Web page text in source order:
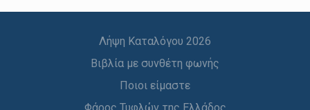
Λήψη Καταλόγου 2026
Βιβλία με συνθέτη φωνής
Ποιοι είμαστε